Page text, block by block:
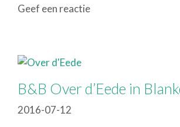
Geef een reactie
B&B Over d’Eede in
2016-07-12